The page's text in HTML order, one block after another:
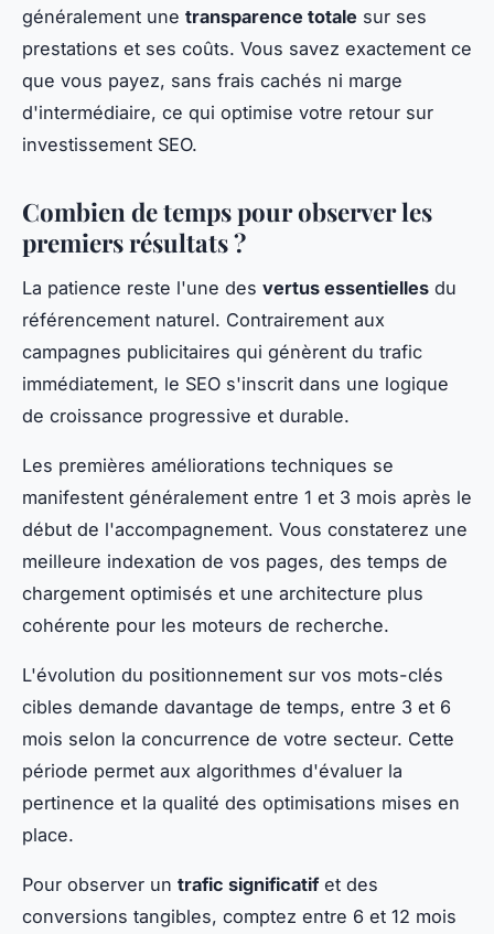
généralement une transparence totale sur ses
prestations et ses coûts. Vous savez exactement ce
que vous payez, sans frais cachés ni marge
d'intermédiaire, ce qui optimise votre retour sur
investissement SEO.
Combien de temps pour observer les
premiers résultats ?
La patience reste l'une des vertus essentielles du
référencement naturel. Contrairement aux
campagnes publicitaires qui génèrent du trafic
immédiatement, le SEO s'inscrit dans une logique
de croissance progressive et durable.
Les premières améliorations techniques se
manifestent généralement entre 1 et 3 mois après le
début de l'accompagnement. Vous constaterez une
meilleure indexation de vos pages, des temps de
chargement optimisés et une architecture plus
cohérente pour les moteurs de recherche.
L'évolution du positionnement sur vos mots-clés
cibles demande davantage de temps, entre 3 et 6
mois selon la concurrence de votre secteur. Cette
période permet aux algorithmes d'évaluer la
pertinence et la qualité des optimisations mises en
place.
Pour observer un trafic significatifet des
conversions tangibles, comptez entre 6 et 12 mois